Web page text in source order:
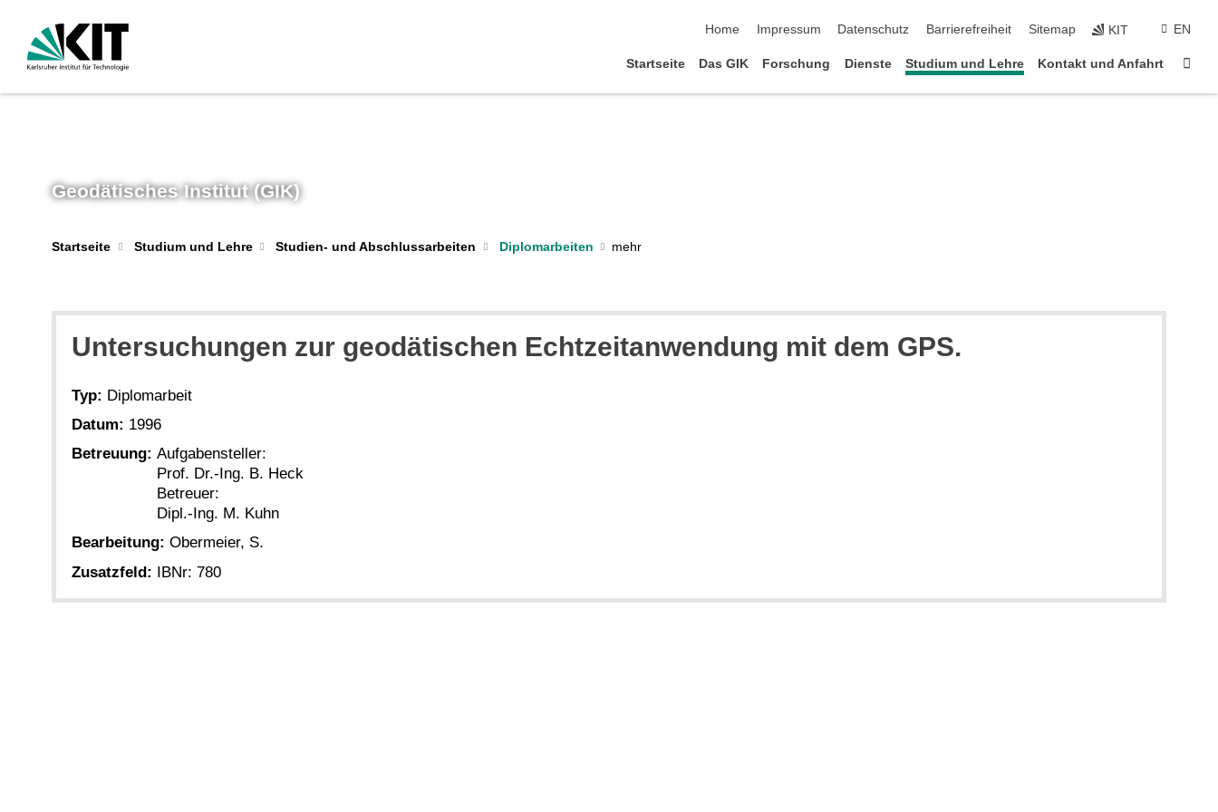
Home
Impressum Datenschutz Barrierefreiheit Sitemap KIT EN
Startseite Das GIK Forschung Dienste Studium und Lehre Kontakt und Anfahrt
Geodätisches Institut (GIK)
Startseite Studium und Lehre Studien- und Abschlussarbeiten Diplomarbeiten
Untersuchungen zur geodätischen Echtzeitanwendung mit dem GPS.
Typ: Diplomarbeit
Datum: 1996
Betreuung: Aufgabensteller:
Prof. Dr.-Ing. B. Heck
Betreuer:
Dipl.-Ing. M. Kuhn
Bearbeitung: Obermeier, S.
Zusatzfeld: IBNr: 780